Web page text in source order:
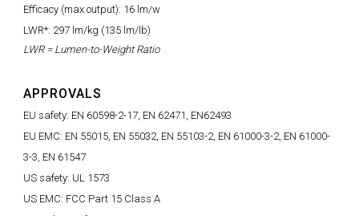
Efficacy (max output): 16 lm/w
LWR*: 297 lm/kg (135 lm/lb)
LWR = Lumen-to-Weight Ratio
APPROVALS
EU safety: EN 60598-2-17, EN 62471, EN62493
EU EMC: EN 55015, EN 55032, EN 55103-2, EN 61000-3-2, EN 61000-
3-3, EN 61547
US safety: UL 1573
US EMC: FCC Part 15 Class A